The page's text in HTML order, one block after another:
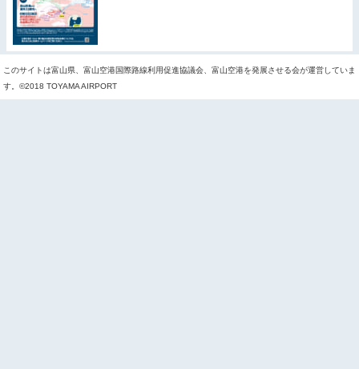
このサイトは富山県、富山空港国際路線利用促進協議会、富山空港を発展させる会が運営していま
す。©2018 TOYAMA AIRPORT